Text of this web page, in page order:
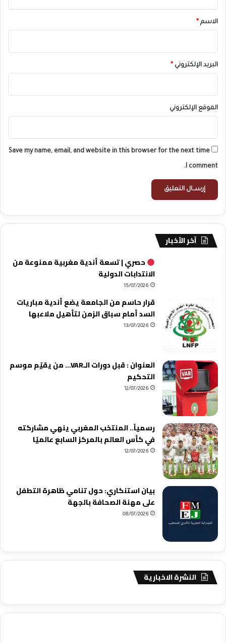
*
الاسم *
البريد الإلكتروني *
الموقع الإلكتروني
Save my name, email, and website in this browser for the next time
I comment.
آخر الأخبار
حصري | تسعة أندية مغربية ممنوعة من
الانتدابات الدولية
15/07/2026
قرار حاسم من الجامعة يضع أندية مباريات
السد أمام سباق الزمن لتأهيل ملاعبها
13/07/2026
العنوان : قبل دورات الـVAR… من يقيّم موسم
التحكيم
12/07/2026
رسمياً.. المنتخب المغربي ينهي مشاركته
في كأس العالم بالمركز السابع عالميًا
12/07/2026
بيان استنكاري: حول تنامي ظاهرة التطفل
على مهنة الصحافة بالجهة
08/07/2026
النشرة الاخبارية